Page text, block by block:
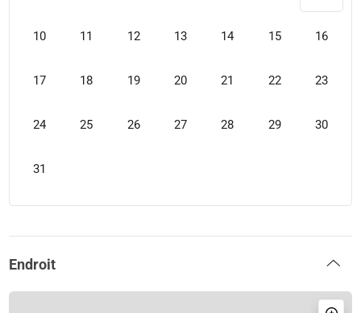
10 11 12 13 14 15 16
17 18 19 20 21 22 23
24 25 26 27 28 29 30
31
Endroit